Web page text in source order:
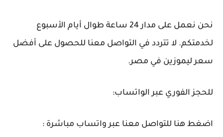
نحن نعمل على مدار 24 ساعة طوال أيام الأسبوع
لخدمتكم. لا تتردد في التواصل معنا للحصول على أفضل
سعر ليموزين في مصر.
للحجز الفوري عبر الواتساب:
اضغط هنا للتواصل معنا عبر واتساب مباشرة :